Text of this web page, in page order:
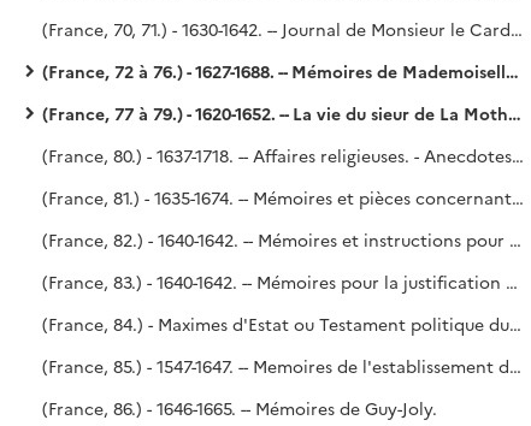
(France, 70, 71.) - 1630-1642. -- Journal de Monsieur le Cardinal de Richelieu, qu'il a fait durant le grand orage de la Cour ez années 1630 et 1631. - En plus, les pièces détachées qui ont été publiées avec le Journal en 1648. - Saint-Simon, n° 70 de l'Inventaire.
(France, 72 à 76.) - 1627-1688. -- Mémoires de Mademoiselle de Montpensier. - Saint-Simon, n° 6 de l'Inventaire.
(France, 77 à 79.) - 1620-1652. -- La vie du sieur de La Mothe-Goulas. Suivie de : La deffense de feu Mr Goulas, secrétaire des commandements de Mgr Gaston de France, duc d'Orléans, contre les calomnies qui se trouvent dans un libelle intitulé : Mémoires de M. de Montrésor. - La vie de M. Goulas, secrétaire des commandements de Mgr Gaston de France, duc d'Orléans. (1664.) - Saint-Simon, n° 5 de l'Inventaire.
(France, 80.) - 1637-1718. -- Affaires religieuses. - Anecdotes sur le P. Caussin, confesseur de Louis XIII, le P. Sirmond, la révocation de l'édit de Nantes, le choix du confesseur du roi (1712), par M. Le Dran. - Lettres, mandements épiscopaux et autres documents relatifs à la constitution Unigenitus. - Condamnation du P. Quesnel. - Correspondance entre D. Isidore, abbé de la Trappe, et Saint-Simon (juin et août 1718.) - Supplique de l'Université au Parlement, par le duc de Saint-Simon. - Saint-Simon, en partie.
(France, 81.) - 1635-1674. -- Mémoires et pièces concernant les juridictions de la Table de Marbre, la Cour des Monnaies, les Chambres de justice et juridictions exceptionnelles.
(France, 82.) - 1640-1642. -- Mémoires et instructions pour servir à justifier l'innocence de Mre François-Auguste de Thou, conseiller du Roy en son Conseil d'Estat [par Pierre Dupuy]. - Don de M. Ch. Victor d'Hautefort, 8 septembre 1806. (Voy. le P. Lelong, n° 33 745.)
(France, 83.) - 1640-1642. -- Mémoires pour la justification de feu M. de Thou, par Pierre Dupuy. (Voy. le n° 80.)
(France, 84.) - Maximes d'Estat ou Testament politique du Cardinal de Richelieu. Précédé d'une dissertation datée du 22 novembre 1764. - Richelieu (?).
(France, 85.) - 1547-1647. -- Memoires de l'establissement des secretaires d'Estat et des clercs notaires et secretaires du Roy et secretaires des finances& avec la suitte des secretaires d'Estat& de 1547 jusques aprésent 1647. (Voy. le P. Lelong, n° 32 625.)
(France, 86.) - 1646-1665. -- Mémoires de Guy-Joly.